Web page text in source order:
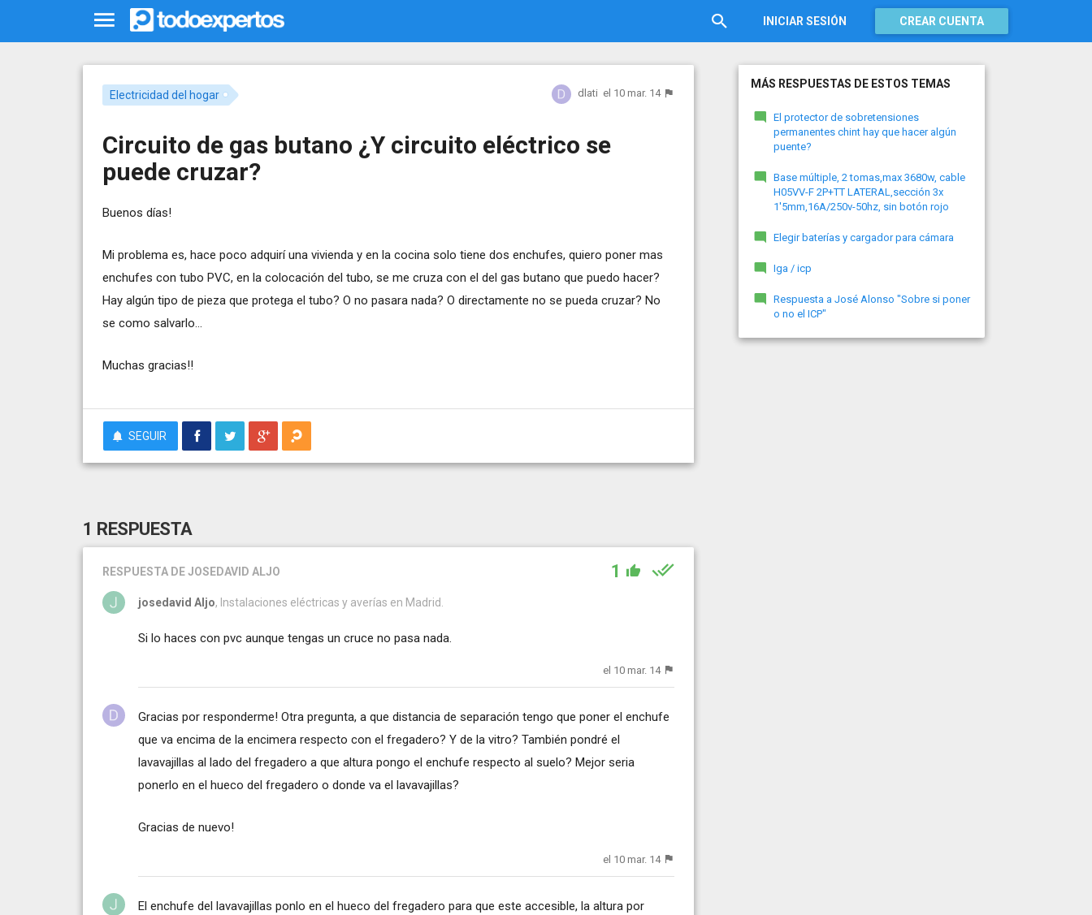
INICIAR SESIÓN CREAR CUENTA
Electricidad del hogar dlati el 10 mar. 14
Circuito de gas butano ¿Y circuito eléctrico se
puede cruzar?
Buenos días!
Mi problema es, hace poco adquirí una vivienda y en la cocina solo tiene dos enchufes, quiero poner mas
enchufes con tubo PVC, en la colocación del tubo, se me cruza con el del gas butano que puedo hacer?
Hay algún tipo de pieza que protega el tubo? O no pasara nada? O directamente no se pueda cruzar? No
se como salvarlo...
Muchas gracias!!
SEGUIR
1 RESPUESTA
RESPUESTA DE JOSEDAVID ALJO 1
josedavid Aljo, Instalaciones eléctricas y averías en Madrid.
Si lo haces con pvc aunque tengas un cruce no pasa nada.
el 10 mar. 14
Gracias por responderme! Otra pregunta, a que distancia de separación tengo que poner el enchufe
que va encima de la encimera respecto con el fregadero? Y de la vitro? También pondré el
lavavajillas al lado del fregadero a que altura pongo el enchufe respecto al suelo? Mejor seria
ponerlo en el hueco del fregadero o donde va el lavavajillas?
Gracias de nuevo!
el 10 mar. 14
El enchufe del lavavajillas ponlo en el hueco del fregadero para que este accesible, la altura por
MÁS RESPUESTAS DE ESTOS TEMAS
El protector de sobretensiones
permanentes chint hay que hacer algún
puente?
Base múltiple, 2 tomas,max 3680w, cable
H05VV-F 2P+TT LATERAL,sección 3x
1'5mm,16A/250v-50hz, sin botón rojo
Elegir baterías y cargador para cámara
Iga / icp
Respuesta a José Alonso "Sobre si poner
o no el ICP"